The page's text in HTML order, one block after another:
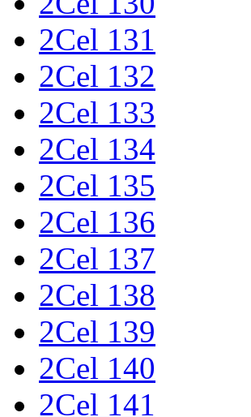
2Cel 131
2Cel 132
2Cel 133
2Cel 134
2Cel 135
2Cel 136
2Cel 137
2Cel 138
2Cel 139
2Cel 140
2Cel 141